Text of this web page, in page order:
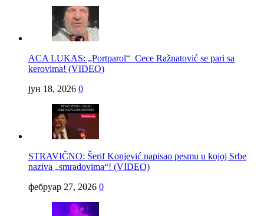
ACA LUKAS: „Portparol“ Cece Ražnatović se pari sa
kerovima! (VIDEO)
јун 18, 2026 0
STRAVIČNO: Šerif Konjević napisao pesmu u kojoj Srbe
naziva „smradovima“! (VIDEO)
фебруар 27, 2026 0